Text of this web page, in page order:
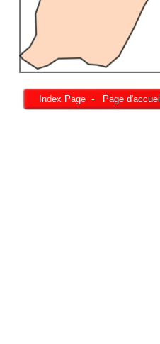
Index Page - Page d'accueil